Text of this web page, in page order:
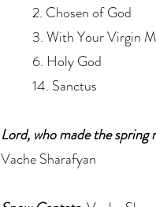
2. Chosen of God
3. With Your Virgin
6. Holy God
14. Sanctus
Lord, who made the
Vache Sharafyan